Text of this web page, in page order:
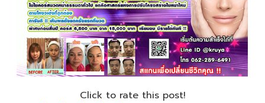
Click to rate this post!